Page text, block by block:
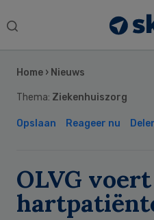
Search
Home › Nieuws
Thema: Ziekenhuiszorg
Opslaan Reageer nu
OLVG
Sidebar